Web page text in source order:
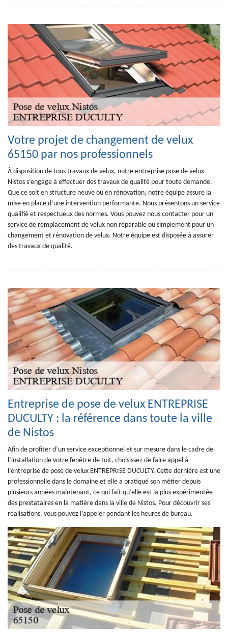
Votre projet de changement de velux
65150 par nos professionnels
À disposition de tous travaux de velux, notre entreprise pose de velux
Nistos s’engage à effectuer des travaux de qualité pour toute demande.
Que ce soit en structure neuve ou en rénovation, notre équipe assure la
mise en place d’une intervention performante. Nous présentons un service
qualifié et respectueux des normes. Vous pouvez nous contacter pour un
service de remplacement de velux non réparable ou simplement pour un
changement et rénovation de velux. Notre équipe est disposée à assurer
des travaux de qualité.
Entreprise de pose de velux ENTREPRISE
DUCULTY : la référence dans toute la ville
de Nistos
Afin de profiter d’un service exceptionnel et sur mesure dans le cadre de
l’installation de votre fenêtre de toit, choisissez de faire appel à
l’entreprise de pose de velux ENTREPRISE DUCULTY. Cette dernière est une
professionnelle dans le domaine et elle a pratiqué son métier depuis
plusieurs années maintenant, ce qui fait qu’elle est la plus expérimentée
des prestataires en la matière dans la ville de Nistos. Pour découvrir ses
réalisations, vous pouvez l’appeler pendant les heures de bureau.